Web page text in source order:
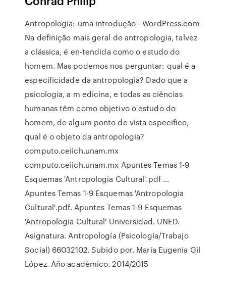
Antropologia: uma introdução - WordPress.com
Na definição mais geral de antropologia, talvez
a clássica, é en-tendida como o estudo do
homem. Mas podemos nos perguntar: qual é a
especificidade da antropologia? Dado que a
psicologia, a m edicina, e todas as ciências
humanas têm como objetivo o estudo do
homem, de algum ponto de vista especifico,
qual é o objeto da antropologia?
computo.ceiich.unam.mx
computo.ceiich.unam.mx Apuntes Temas 1-9
Esquemas 'Antropologia Cultural'.pdf ...
Apuntes Temas 1-9 Esquemas 'Antropologia
Cultural'.pdf. Apuntes Temas 1-9 Esquemas
'Antropologia Cultural' Universidad. UNED.
Asignatura. Antropología (Psicología/Trabajo
Social) 66032102. Subido por. Maria Eugenia Gil
López. Año académico. 2014/2015